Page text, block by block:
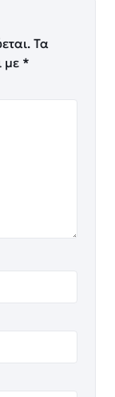
Τα
με *